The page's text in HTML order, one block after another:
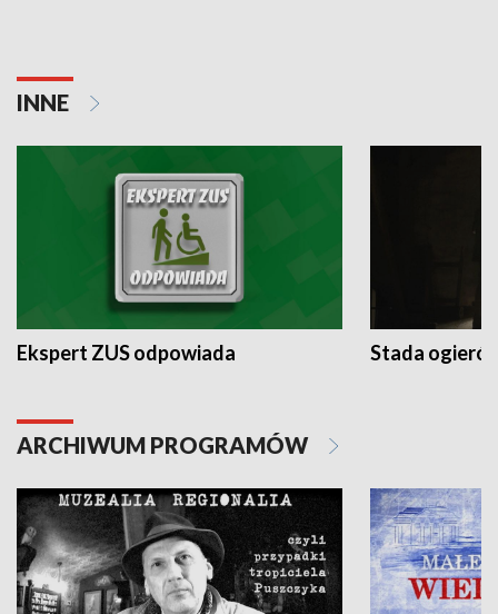
INNE
Ekspert ZUS odpowiada Stada
ARCHIWUM PROGRAMÓW